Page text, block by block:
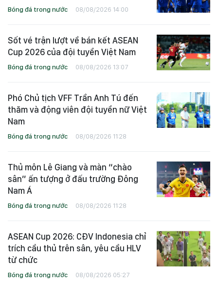
Bóng đá trong nước 08/08/2026 14:00
Sốt vé trận lượt về bán kết ASEAN
Cup 2026 của đội tuyển Việt Nam
Bóng đá trong nước 08/08/2026 13:07
Phó Chủ tịch VFF Trần Anh Tú đến
thăm và động viên đội tuyển nữ Việt
Nam
Bóng đá trong nước 08/08/2026 11:28
Thủ môn Lê Giang và màn “chào
sân” ấn tượng ở đấu trường Đông
Nam Á
Bóng đá trong nước 08/08/2026 11:28
ASEAN Cup 2026: CĐV Indonesia chỉ
trích cầu thủ trên sân, yêu cầu HLV
từ chức
Bóng đá trong nước 08/08/2026 05:27